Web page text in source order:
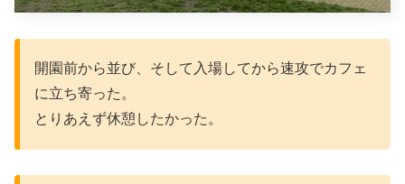
開園前から並び、そして入場してから速攻でカフェ
に立ち寄った。
とりあえず休憩したかった。